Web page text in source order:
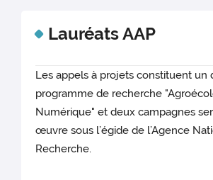
Lauréats AAP
Les appels à projets constituent un
programme de recherche
Numérique" et deux campagnes
œuvre sous l’égide de l’Agence
Recherche.